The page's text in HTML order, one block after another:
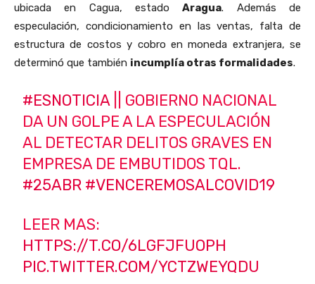
ubicada en Cagua, estadoAragua. Además de
especulación, condicionamiento en las ventas, falta de
estructura de costos y cobro en moneda extranjera, se
determinó que también incumplía otras formalidades.
#ESNOTICIA|| GOBIERNO NACIONAL
DA UN GOLPE A LA ESPECULACIÓN
AL DETECTAR DELITOS GRAVES EN
EMPRESA DE EMBUTIDOS TQL.
#25ABR #VENCEREMOSALCOVID19
LEER MAS:
HTTPS://T.CO/6LGFJFUOPH
PIC.TWITTER.COM/YCTZWEYQDU